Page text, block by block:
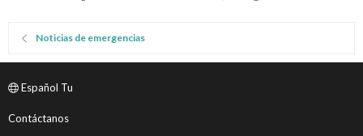
Noticias de emergencias
Español Tu
Contáctanos